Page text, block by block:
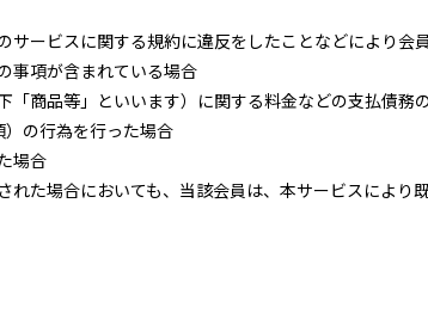
サービスに関する規約に違反をしたことなどにより
事項が含まれている場合
「商品等」といいます）に関する料金などの支払債務
の行為を行った場合
場合
た場合においても、当該会員は、本サービスにより